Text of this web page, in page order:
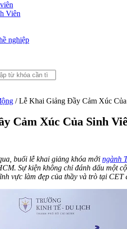
Viên
nghiệp
/ Lễ Khai Giảng Đầy Cảm Xúc
Cảm Xúc Của Sinh
buổi lễ khai giảng khóa mới ngành
Sự kiện không chỉ đánh dấu một
vực làm đẹp của thầy và trò tại CET